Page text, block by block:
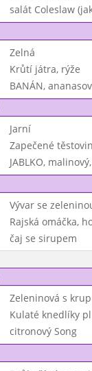
salát Coleslaw
Zelná
Krůtí játra, rýže
BANÁN,
Jarní
Zapečené
JABLKO,
Vývar se
Rajská omáčka,
čaj se sirupem
Zeleninová s
Kulaté knedlíky
citronový Song